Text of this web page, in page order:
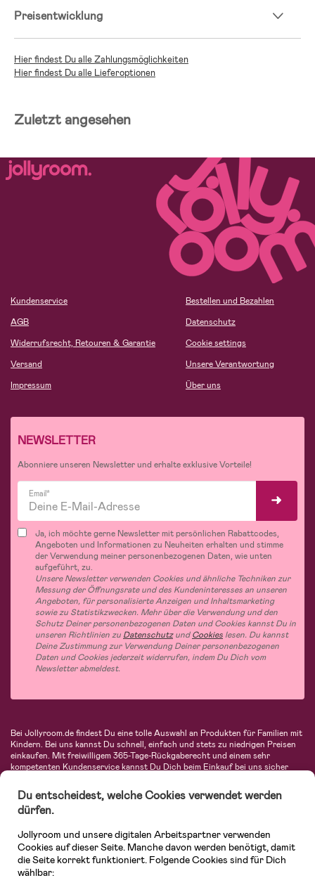
Preisentwicklung
Hier findest Du alle Zahlungsmöglichkeiten
Hier findest Du alle Lieferoptionen
Zuletzt angesehen
Kundenservice
AGB
Widerrufsrecht, Retouren & Garantie
Versand
Impressum
Bestellen und Bezahlen
Datenschutz
Cookie settings
Unsere Verantwortung
Über uns
NEWSLETTER
Abonniere unseren Newsletter und erhalte exklusive Vorteile!
Email*
Ja, ich möchte gerne Newsletter mit persönlichen Rabattcodes,
Angeboten und Informationen zu Neuheiten erhalten und stimme
der Verwendung meiner personenbezogenen Daten, wie unten
aufgeführt, zu.
Unsere Newsletter verwenden Cookies und ähnliche Techniken zur
Messung der Öffnungsrate und des Kundeninteresses an unseren
Angeboten, für personalisierte Anzeigen und Inhaltsmarketing
sowie zu Statistikzwecken. Mehr über die Verwendung und den
Schutz Deiner personenbezogenen Daten und Cookies kannst Du in
unseren Richtlinien zu DatenschutzundCookies lesen. Du kannst
Deine Zustimmung zur Verwendung Deiner personenbezogenen
Daten und Cookies jederzeit widerrufen, indem Du Dich vom
Newsletter abmeldest.
Bei Jollyroom.de findest Du eine tolle Auswahl an Produkten für Familien mit
Kindern. Bei uns kannst Du schnell, einfach und stets zu niedrigen Preisen
einkaufen. Mit freiwilligem 365-Tage-Rückgaberecht und einem sehr
kompetenten Kundenservice kannst Du Dich beim Einkauf bei uns sicher
Autositze, Kinder- und Babymode, Produkte für Mütter und eine Menge
fantastischer Einrichtungsgegenstände, Spielsachen, Babyprodukte und
vieles mehr. Wir haben Produkte von bekannten Herstellern wie Britax, Maxi-
Avent, Jack Wolfskin, Cybex, LEGO und vielen mehr. Schau Dich um in
unserer vielfältigen Online-Boutique für Kinder & Babys. Willkommen!
Du entscheidest, welche Cookies verwendet werden
dürfen.
Jollyroom und unsere digitalen Arbeitspartner verwenden
Cookies auf dieser Seite. Manche davon werden benötigt, damit
die Seite korrekt funktioniert. Folgende Cookies sind für Dich
wählbar: